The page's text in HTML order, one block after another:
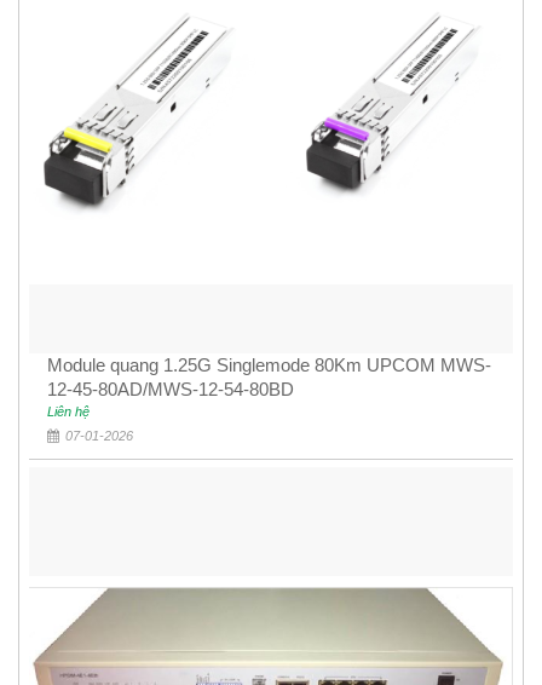
Module quang 1.25G Singlemode 80Km UPCOM MWS-
12-45-80AD/MWS-12-54-80BD
Liên hệ
07-01-2026